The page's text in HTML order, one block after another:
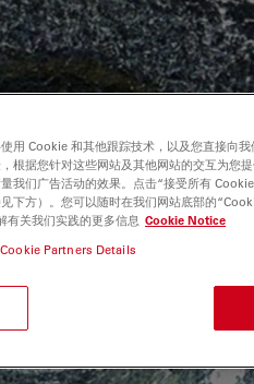
用 Cookie 和其他跟踪技术，以及您直接向
根据您针对这些网站及其他网站的交互为您
我们广告活动的效果。点击“接受所有
下方）。您可以随时在我们网站底部的
有关我们实践的更多信息 Cookie Notice
Partners Details